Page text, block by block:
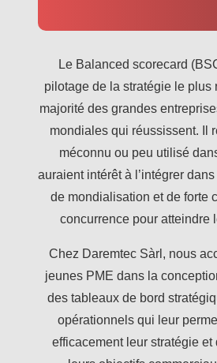
Le Balanced scorecard
pilotage de la stratégie le plus
majorité des grandes
mondiales qui réussissent. Il
méconnu ou peu utilisé
auraient intérêt à l’intégrer
de mondialisation et de forte
concurrence pour atteindre
Chez Daremtec Sàrl, nous
jeunes PME dans la
des tableaux de bord
opérationnels qui leur
efficacement leur stratégie et